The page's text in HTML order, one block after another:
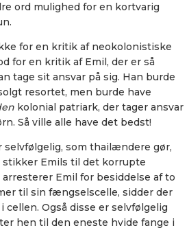
ord mulighed for en kortvarig
for en kritik af neokolonistiske
for en kritik af Emil, der er så
tage sit ansvar på sig. Han burde
resortet, men burde have
kolonial patriark, der tager ansvar
Så ville alle have det bedst!
selvfølgelig, som thailændere gør,
Emils til det korrupte
Emil for besiddelse af to
til sin fængselscelle, sidder der
Også disse er selvfølgelig
hen til den eneste hvide fange i